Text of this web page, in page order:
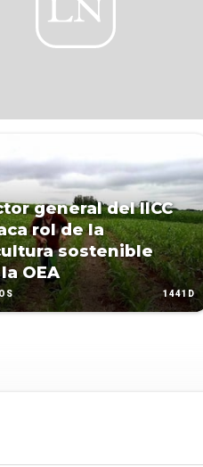
general del IICC
rol de la
sostenible
OEA
1441D